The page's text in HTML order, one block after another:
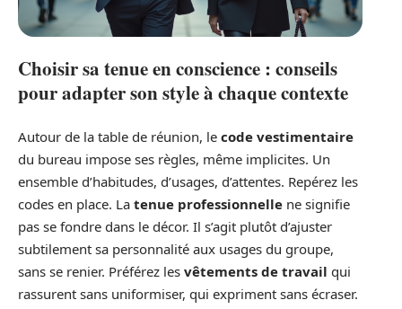
Choisir sa tenue en conscience : conseils
pour adapter son style à chaque contexte
Autour de la table de réunion, le code vestimentaire
du bureau impose ses règles, même implicites. Un
ensemble d’habitudes, d’usages, d’attentes. Repérez les
codes en place. La tenue professionnelle ne signifie
pas se fondre dans le décor. Il s’agit plutôt d’ajuster
subtilement sa personnalité aux usages du groupe,
sans se renier. Préférez les vêtements de travail qui
rassurent sans uniformiser, qui expriment sans écraser.